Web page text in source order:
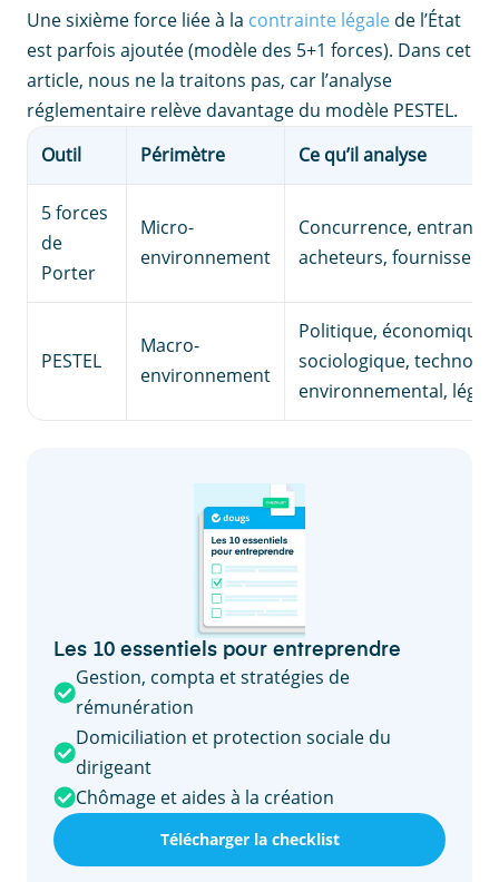
Une sixième force liée à la contrainte légale de l’État
est parfois ajoutée (modèle des 5+1 forces). Dans cet
article, nous ne la traitons pas, car l’analyse
réglementaire relève davantage du modèle PESTEL.
Outil
Périmètre Ce qu’il analyse
5 forces
de
Porter
Micro-
environnement
Concurrence,
acheteurs, fournisseurs
PESTEL
Macro-
environnement
Politique, économique,
sociologique,
environnemental, légal
Les 10 essentiels pour entreprendre
Gestion, compta et stratégies de
rémunération
Domiciliation et protection sociale du
dirigeant
Chômage et aides à la création
Télécharger la checklist